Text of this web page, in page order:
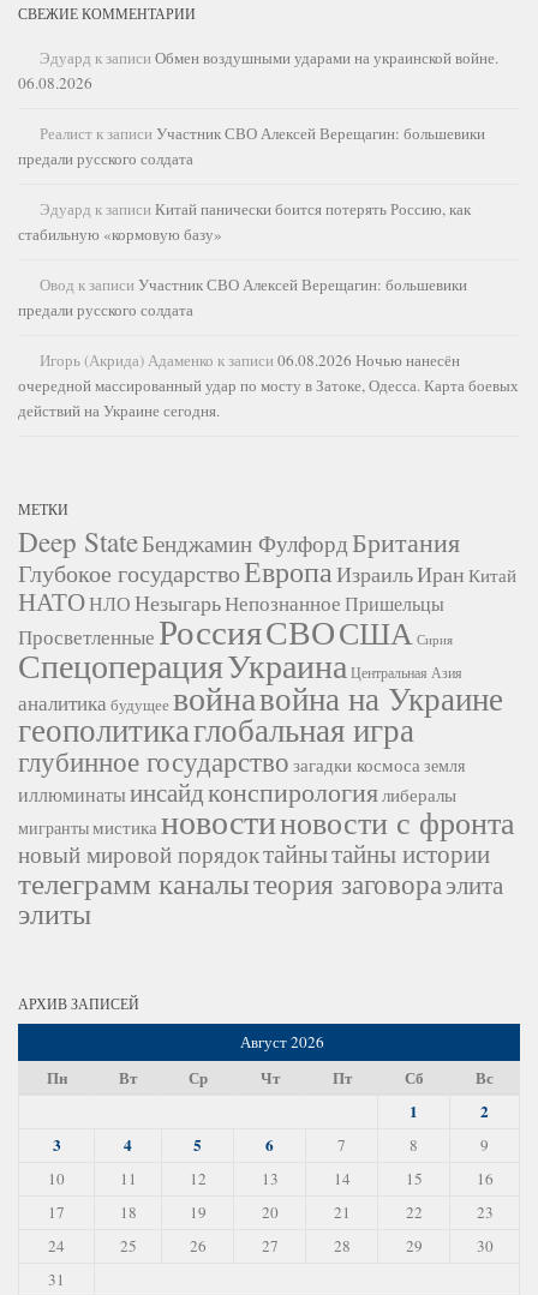
СВЕЖИЕ КОММЕНТАРИИ
Эдуард к записи Обмен воздушными ударами на украинской войне.
06.08.2026
Реалистк записи Участник СВО Алексей Верещагин: большевики
предали русского солдата
Эдуард к записи Китай панически боится потерять Россию, как
стабильную «кормовую базу»
Овод к записи Участник СВО Алексей Верещагин: большевики
предали русского солдата
Игорь (Акрида) Адаменко к записи 06.08.2026 Ночью нанесён
очередной массированный удар по мосту в Затоке, Одесса. Карта боевых
действий на Украине сегодня.
МЕТКИ
Deep StateБенджамин ФулфордБритания
Глубокое государствоЕвропаИзраильИран Китай
НАТОНЛОНезыгарьНепознанноеПришельцы
Просветленные РоссияСВОСША Сирия
СпецоперацияУкраина Центральная Азия
аналитика будущеевойнавойна на Украине
геополитикаглобальная игра
глубинное государство загадки космоса земля
иллюминатыинсайдконспирологиялибералы
мигрантымистика новостиновости с фронта
новый мировой порядоктайнытайны истории
телеграмм каналытеория заговораэлита
элиты
АРХИВ ЗАПИСЕЙ
Август 2026
Пн Вт Ср Чт Пт Сб
Вс
1
2
3
4 5 6 7 8
9
10
11 12 13 14 15
16
17
18 19 20 21 22
23
24
25 26 27 28 29
30
31